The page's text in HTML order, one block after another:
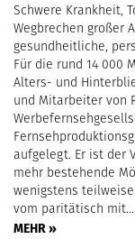
Schwere Krankheit,
Wegbrechen großer
gesundheitliche,
Für die rund 14 000
Alters- und
und Mitarbeiter von
aufgelegt. Er ist der
mehr bestehende
wenigstens
vom paritätisch mit…
MEHR »